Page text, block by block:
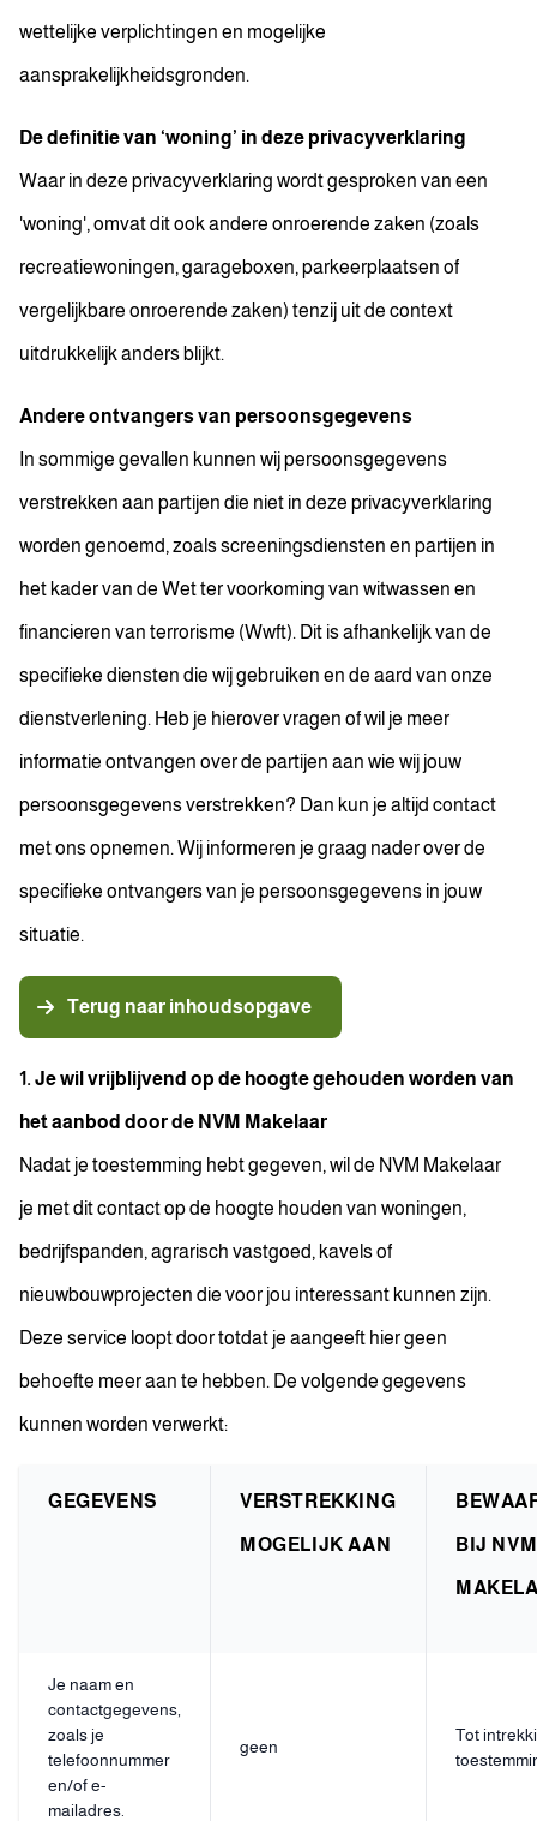
wettelijke verplichtingen en mogelijke
aansprakelijkheidsgronden.
De definitie van ‘woning’ in deze privacyverklaring
Waar in deze privacyverklaring wordt gesproken van een
'woning', omvat dit ook andere onroerende zaken (zoals
recreatiewoningen, garageboxen, parkeerplaatsen of
vergelijkbare onroerende zaken) tenzij uit de context
uitdrukkelijk anders blijkt.
Andere ontvangers van persoonsgegevens
In sommige gevallen kunnen wij persoonsgegevens
verstrekken aan partijen die niet in deze privacyverklaring
worden genoemd, zoals screeningsdiensten en partijen in
het kader van de Wet ter voorkoming van witwassen en
financieren van terrorisme (Wwft). Dit is afhankelijk van de
specifieke diensten die wij gebruiken en de aard van onze
dienstverlening. Heb je hierover vragen of wil je meer
informatie ontvangen over de partijen aan wie wij jouw
persoonsgegevens verstrekken? Dan kun je altijd contact
met ons opnemen. Wij informeren je graag nader over de
specifieke ontvangers van je persoonsgegevens in jouw
situatie.
Terug naar inhoudsopgave
1. Je wil vrijblijvend op de hoogte gehouden worden van
het aanbod door de NVM Makelaar
Nadat je toestemming hebt gegeven, wil de NVM Makelaar
je met dit contact op de hoogte houden van woningen,
bedrijfspanden, agrarisch vastgoed, kavels of
nieuwbouwprojecten die voor jou interessant kunnen zijn.
Deze service loopt door totdat je aangeeft hier geen
behoefte meer aan te hebben. De volgende gegevens
kunnen worden verwerkt:
GEGEVENS VERSTREKKING
MOGELIJK AAN BIJ NVM
Je naam en
contactgegevens,
zoals je
telefoonnummer
en/of e-
mailadres.
geen
Tot